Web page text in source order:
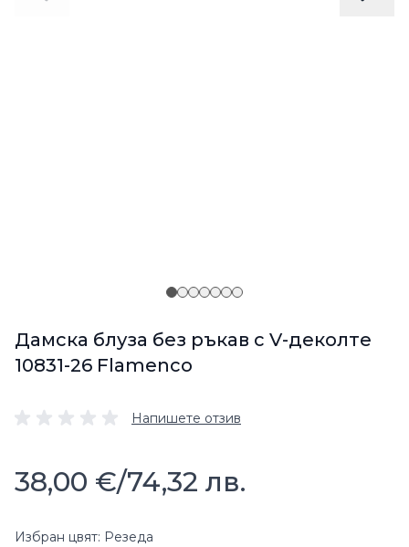
Дамска блуза без ръкав с V-деколте
10831-26 Flamenco
Напишете отзив
38,00 €/74,32 лв.
Избран цвят: Резеда